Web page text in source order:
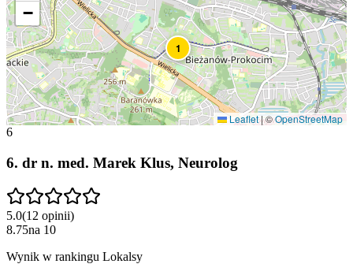
1
−
Leaflet |©OpenStreetMap
6
6. dr n. med. Marek Klus, Neurolog
5.0(12 opinii)
8.75na 10
Wynik w rankingu Lokalsy